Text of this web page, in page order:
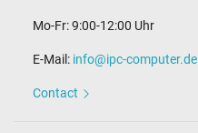
Mo-Fr: 9:00-12:00 Uhr
E-Mail: info@ipc-computer.de
Contact